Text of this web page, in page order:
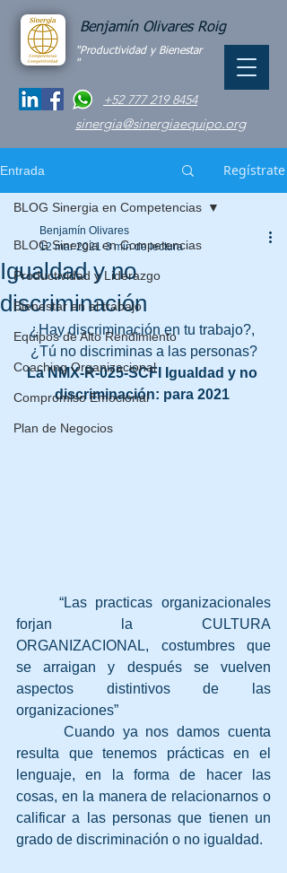
Benjamín Olivares Roig
+52 777 219 8454
"Productividad y Bienestar
"
sinergia@sinergiaequipo.org
Entrada Regístrate
BLOG Sinergia en Competencias
Productividad y Liderazgo
Bienestar en el trabajo
Equipos de Alto Rendimiento
Coaching Organizacional
Compromiso Emocional
Plan de Negocios
BLOG Sinergia en Competencias
Igualdad y no
discriminación
Benjamín Olivares
12 mar 2021 3 min de lectura
¿Hay discriminación en tu trabajo?,
¿Tú no discriminas a las personas?
La NMX-R-025-SCFI Igualdad y no
discriminación: para 2021
forjan la CULTURA
ORGANIZACIONAL, costumbres que
se arraigan y después se vuelven
aspectos distintivos de las
organizaciones”
resulta que tenemos prácticas en el
lenguaje, en la forma de hacer las
cosas, en la manera de relacionarnos o
calificar a las personas que tienen un
grado de discriminación o no igualdad.